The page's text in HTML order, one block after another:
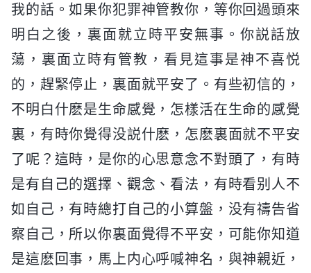
我的話。如果你犯罪神管教你，等你回過頭來
明白之後，裏面就立時平安無事。你説話放
蕩，裏面立時有管教，看見這事是神不喜悦
的，趕緊停止，裏面就平安了。有些初信的，
不明白什麽是生命感覺，怎樣活在生命的感覺
裏，有時你覺得没説什麽，怎麽裏面就不平安
了呢？這時，是你的心思意念不對頭了，有時
是有自己的選擇、觀念、看法，有時看别人不
如自己，有時總打自己的小算盤，没有禱告省
察自己，所以你裏面覺得不平安，可能你知道
是這麽回事，馬上内心呼喊神名，與神親近，